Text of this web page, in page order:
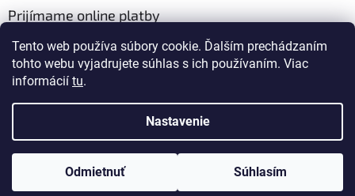
Tento web používa súbory cookie. Ďalším prechádzaním
tohto webu vyjadrujete súhlas s ich používaním. Viac
informácií tu.
Nastavenie
Odmietnuť Súhlasím
Prijímame online platby
Vytvoril Shoptet
Copyright 2026 . Všetky práva vyhradené.